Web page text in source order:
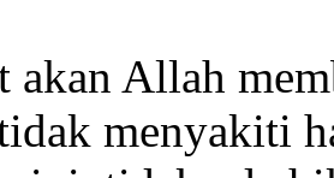
akan Allah
menyakiti